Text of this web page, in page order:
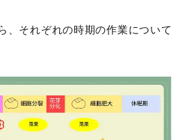
、それぞれの時期の作業について